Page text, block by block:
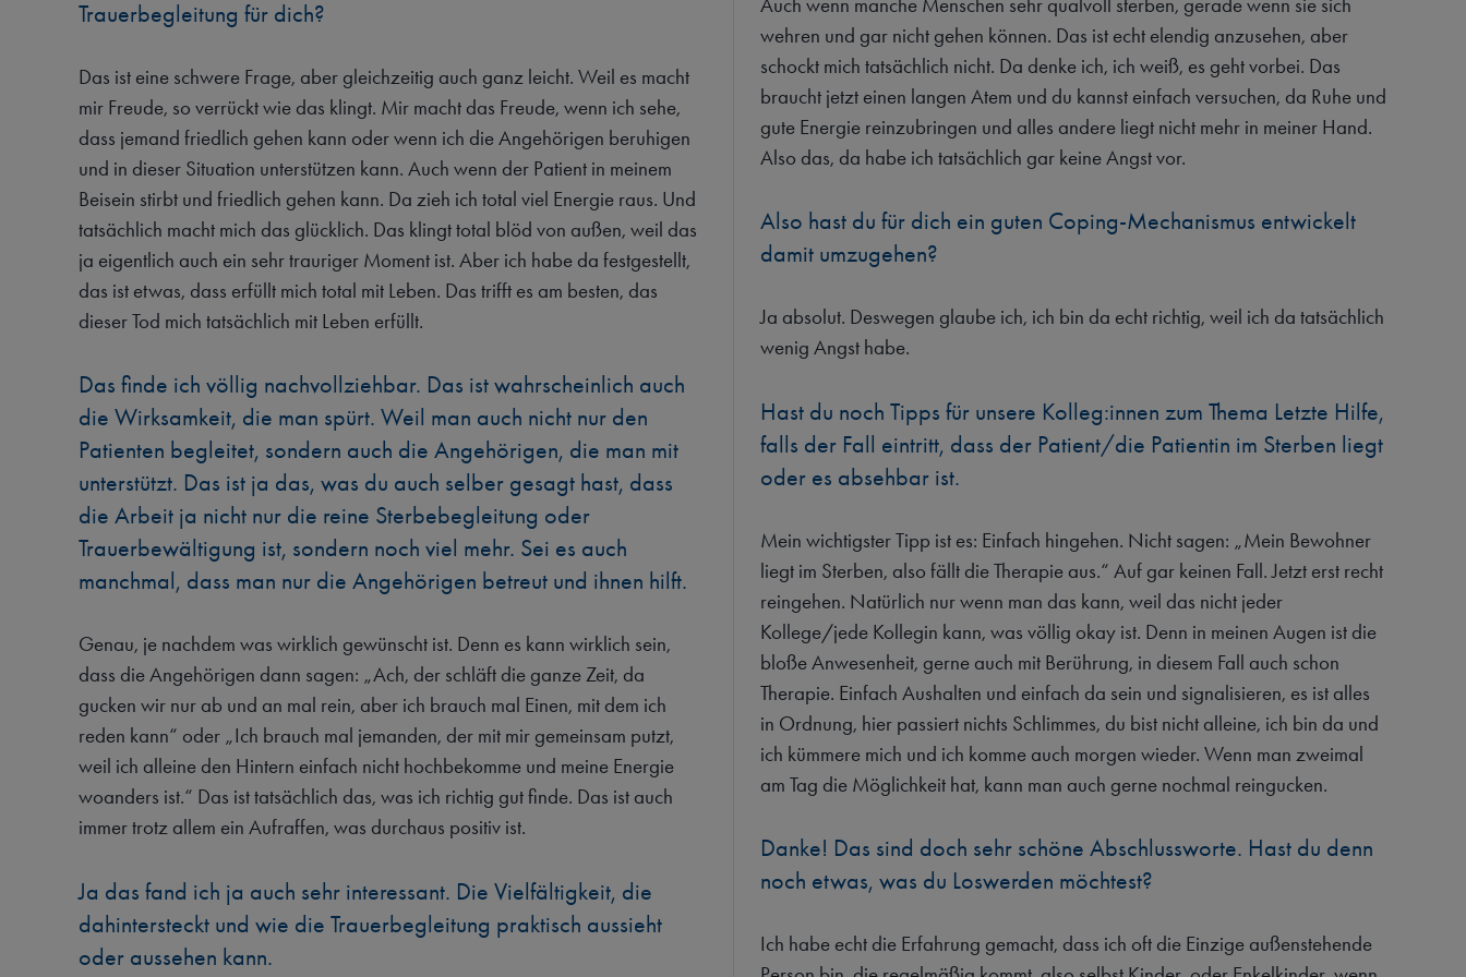
Trauerbegleitung für dich?
Das ist eine schwere Frage, aber gleichzeitig auch ganz leicht. Weil es macht
mir Freude, so verrückt wie das klingt. Mir macht das Freude, wenn ich sehe,
dass jemand friedlich gehen kann oder wenn ich die Angehörigen beruhigen
und in dieser Situation unterstützen kann. Auch wenn der Patient in meinem
Beisein stirbt und friedlich gehen kann. Da zieh ich total viel Energie raus. Und
tatsächlich macht mich das glücklich. Das klingt total blöd von außen, weil das
ja eigentlich auch ein sehr trauriger Moment ist. Aber ich habe da festgestellt,
das ist etwas, dass erfüllt mich total mit Leben. Das trifft es am besten, das
dieser Tod mich tatsächlich mit Leben erfüllt.
Das finde ich völlig nachvollziehbar. Das ist wahrscheinlich auch
die Wirksamkeit, die man spürt. Weil man auch nicht nur den
Patienten begleitet, sondern auch die Angehörigen, die man mit
unterstützt. Das ist ja das, was du auch selber gesagt hast, dass
die Arbeit ja nicht nur die reine Sterbebegleitung oder
Trauerbewältigung ist, sondern noch viel mehr. Sei es auch
manchmal, dass man nur die Angehörigen betreut und ihnen hilft.
Genau, je nachdem was wirklich gewünscht ist. Denn es kann wirklich sein,
dass die Angehörigen dann sagen: „Ach, der schläft die ganze Zeit, da
gucken wir nur ab und an mal rein, aber ich brauch mal Einen, mit dem ich
reden kann“ oder „Ich brauch mal jemanden, der mit mir gemeinsam putzt,
weil ich alleine den Hintern einfach nicht hochbekomme und meine Energie
woanders ist.“ Das ist tatsächlich das, was ich richtig gut finde. Das ist auch
immer trotz allem ein Aufraffen, was durchaus positiv ist.
Ja das fand ich ja auch sehr interessant. Die Vielfältigkeit, die
dahintersteckt und wie die Trauerbegleitung praktisch aussieht
oder aussehen kann.
wehren und gar nicht gehen können. Das ist echt elendig anzusehen, aber
schockt mich tatsächlich nicht. Da denke ich, ich weiß, es geht vorbei. Das
braucht jetzt einen langen Atem und du kannst einfach versuchen, da Ruhe und
gute Energie reinzubringen und alles andere liegt nicht mehr in meiner Hand.
Also das, da habe ich tatsächlich gar keine Angst vor.
Also hast du für dich ein guten Coping-Mechanismus entwickelt
damit umzugehen?
Ja absolut. Deswegen glaube ich, ich bin da echt richtig, weil ich da tatsächlich
wenig Angst habe.
Hast du noch Tipps für unsere Kolleg:innen zum Thema Letzte Hilfe,
falls der Fall eintritt, dass der Patient/die Patientin im Sterben liegt
oder es absehbar ist.
Mein wichtigster Tipp ist es: Einfach hingehen. Nicht sagen: „Mein Bewohner
liegt im Sterben, also fällt die Therapie aus.“ Auf gar keinen Fall. Jetzt erst recht
reingehen. Natürlich nur wenn man das kann, weil das nicht jeder
Kollege/jede Kollegin kann, was völlig okay ist. Denn in meinen Augen ist die
bloße Anwesenheit, gerne auch mit Berührung, in diesem Fall auch schon
Therapie. Einfach Aushalten und einfach da sein und signalisieren, es ist alles
in Ordnung, hier passiert nichts Schlimmes, du bist nicht alleine, ich bin da und
ich kümmere mich und ich komme auch morgen wieder. Wenn man zweimal
am Tag die Möglichkeit hat, kann man auch gerne nochmal reingucken.
Danke! Das sind doch sehr schöne Abschlussworte. Hast du denn
noch etwas, was du Loswerden möchtest?
Ich habe echt die Erfahrung gemacht, dass ich oft die Einzige außenstehende